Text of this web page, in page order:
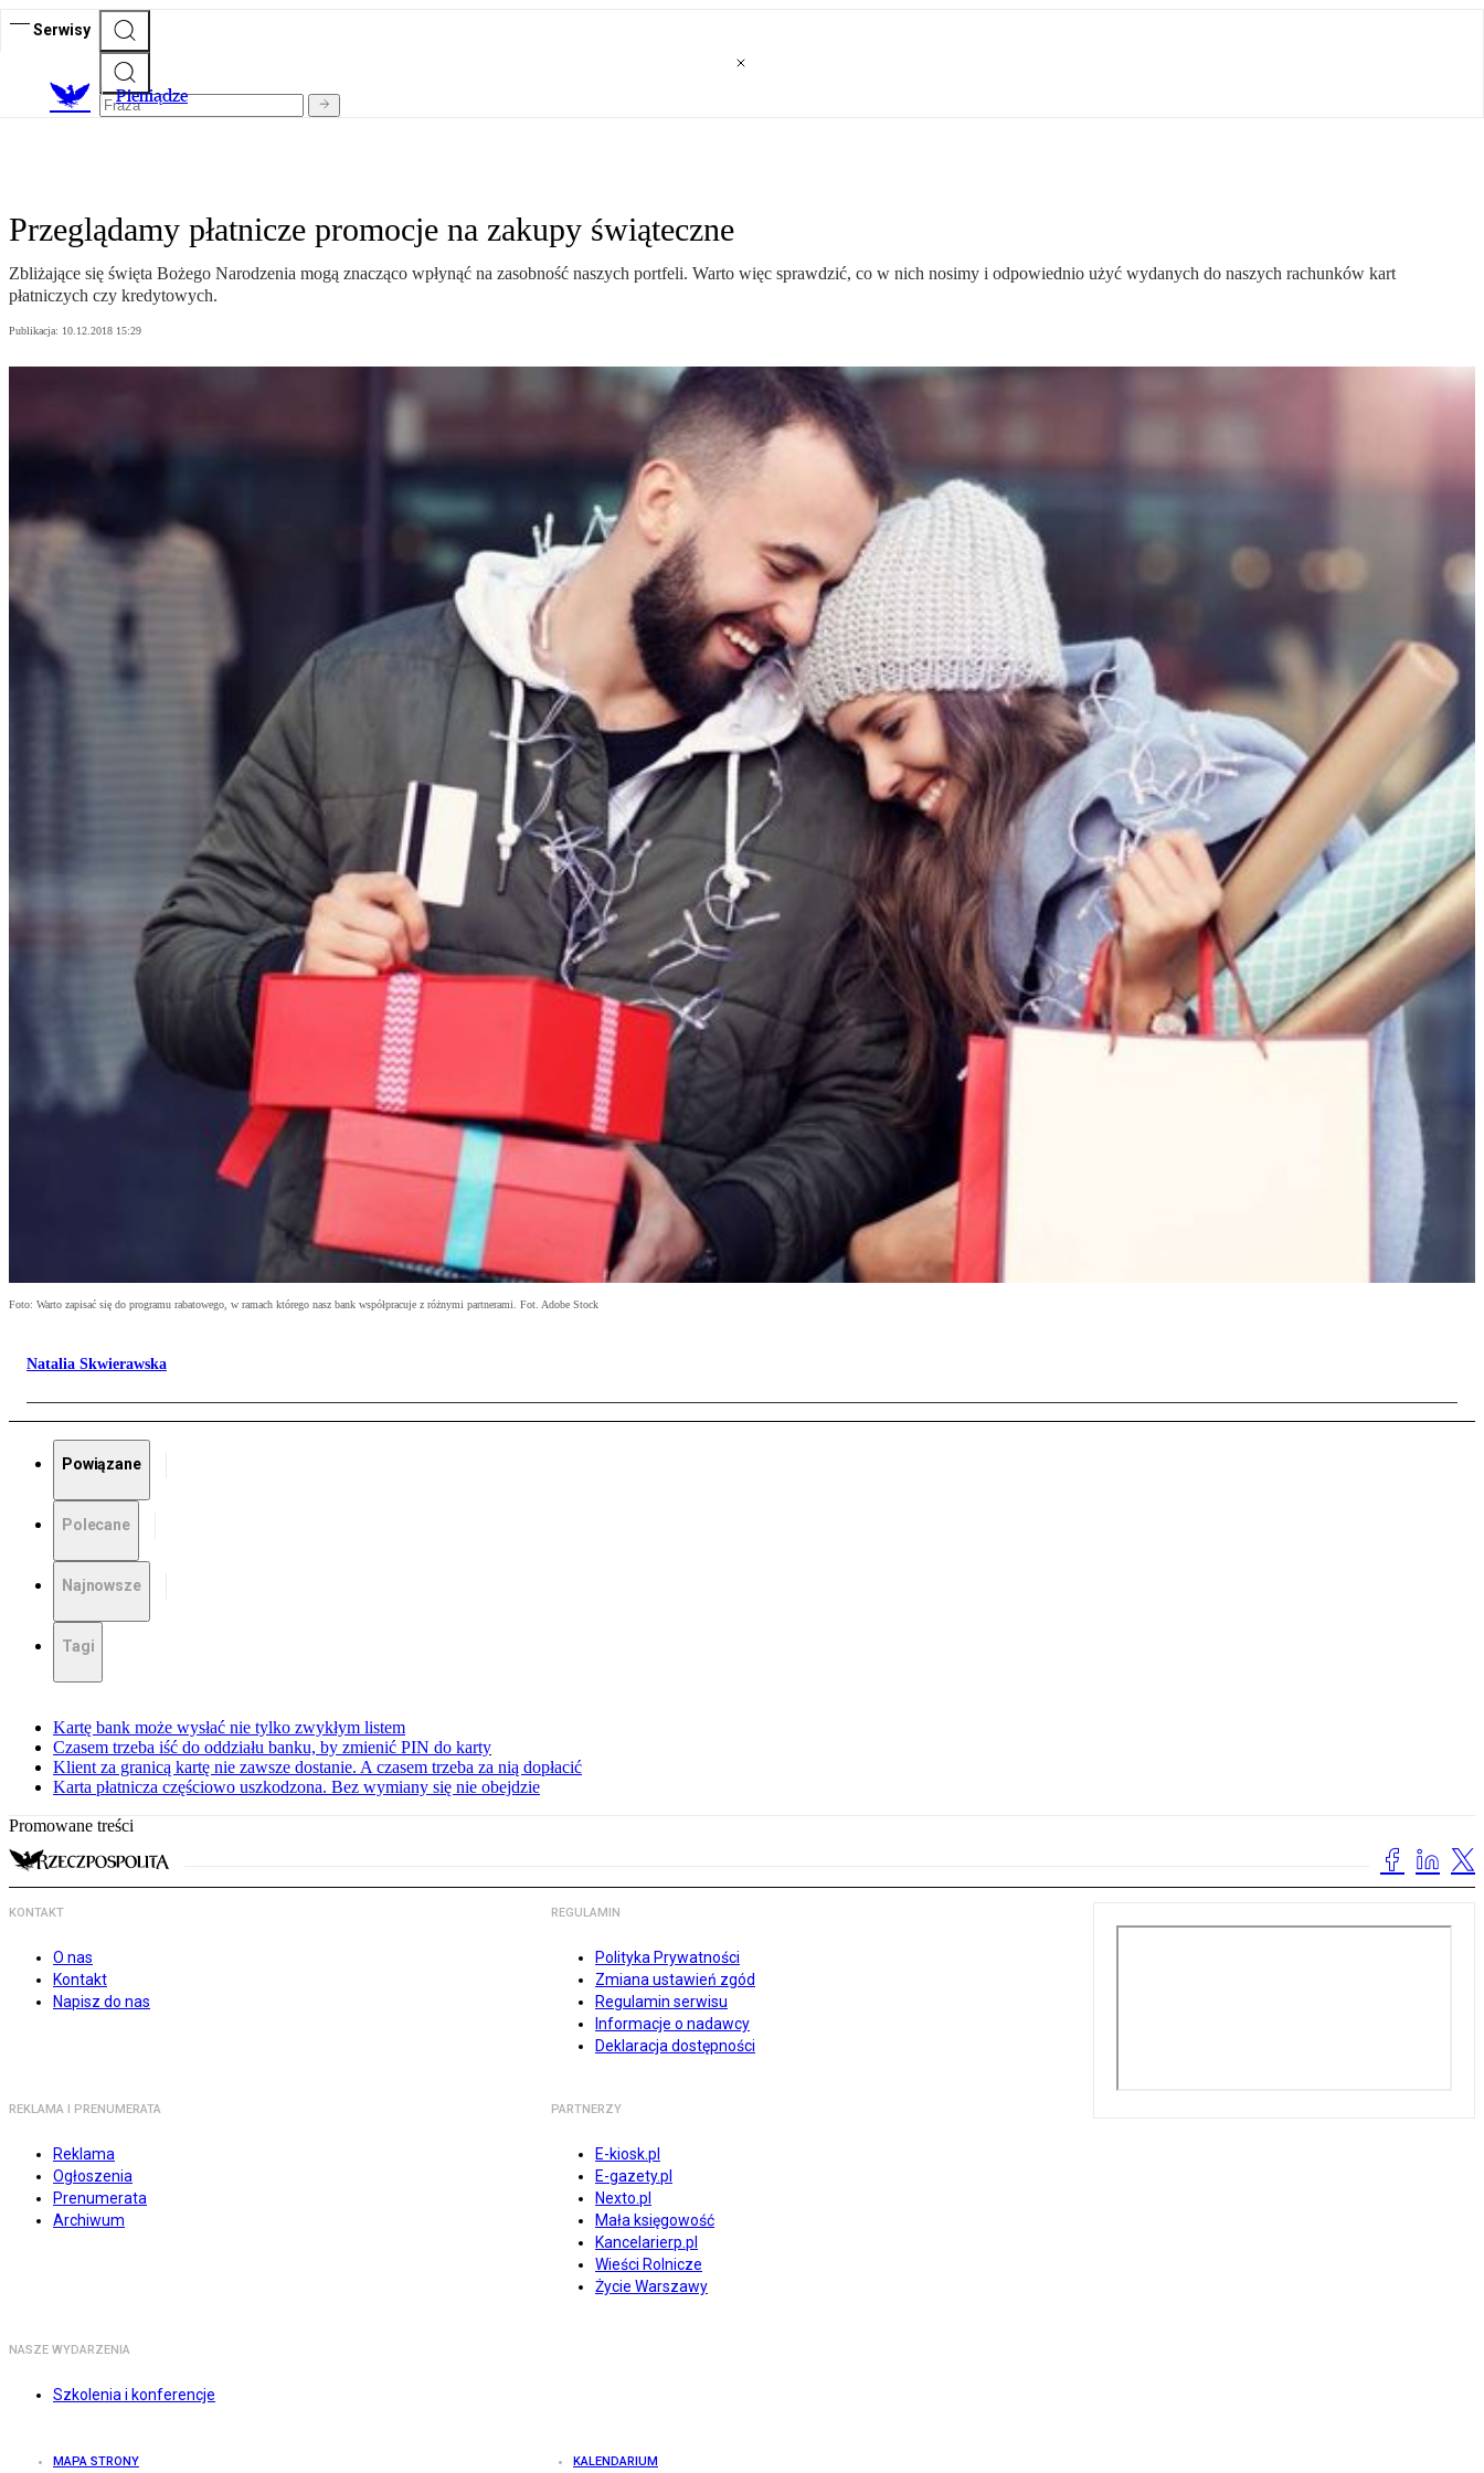
Serwisy
Pieniądze
Przeglądamy płatnicze promocje na zakupy świąteczne
Zbliżające się święta Bożego Narodzenia mogą znacząco wpłynąć na zasobność naszych portfeli. Warto więc sprawdzić, co w nich nosimy i odpowiednio użyć wydanych do naszych rachunków kart
płatniczych czy kredytowych.
Publikacja: 10.12.2018 15:29
Foto: Warto zapisać się do programu rabatowego, w ramach którego nasz bank współpracuje z różnymi partnerami. Fot. Adobe Stock
Natalia Skwierawska
Powiązane
Polecane
Najnowsze
Tagi
Kartę bank może wysłać nie tylko zwykłym listem
Czasem trzeba iść do oddziału banku, by zmienić PIN do karty
Klient za granicą kartę nie zawsze dostanie. A czasem trzeba za nią dopłacić
Karta płatnicza częściowo uszkodzona. Bez wymiany się nie obejdzie
Promowane treści
KONTAKT
O nas
Kontakt
Napisz do nas
REGULAMIN
Polityka Prywatności
Zmiana ustawień zgód
Regulamin serwisu
Informacje o nadawcy
Deklaracja dostępności
REKLAMA I PRENUMERATA
Reklama
Ogłoszenia
Prenumerata
Archiwum
PARTNERZY
E-kiosk.pl
E-gazety.pl
Nexto.pl
Mała księgowość
Kancelarierp.pl
Wieści Rolnicze
Życie Warszawy
NASZE WYDARZENIA
Szkolenia i konferencje
MAPA STRONY KALENDARIUM